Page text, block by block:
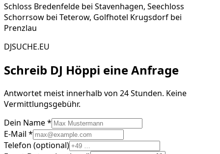
Schloss Bredenfelde bei Stavenhagen, Seechloss
Schorrsow bei Teterow, Golfhotel Krugsdorf bei
Prenzlau
DJSUCHE.EU
Schreib DJ Höppi eine Anfrage
Antwortet meist innerhalb von 24 Stunden. Keine
Vermittlungsgebühr.
Dein Name *
E-Mail *
Telefon (optional)